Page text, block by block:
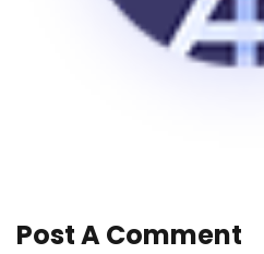
Post A Comment